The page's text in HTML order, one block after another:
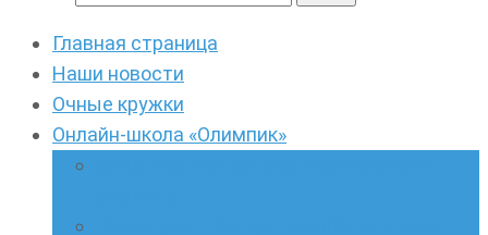
Главная страница
Наши новости
Очные кружки
Онлайн-школа «Олимпик»